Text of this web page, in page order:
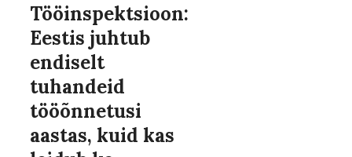
Tööinspektsioon:
Eestis juhtub
endiselt
tuhandeid
tööõnnetusi
aastas, kuid kas